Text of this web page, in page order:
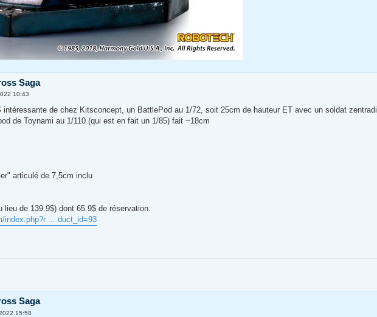
Saga
10:43
intéressante de chez Kitsconcept, un BattlePod au 1/72, soit 25cm de hauteur ET avec un soldat
de Toynami au 1/110 (qui est en fait un 1/85) fait ~18cm
articulé de 7,5cm inclu
lieu de 139.9$) dont 65.9$ de réservation.
index.php?r ... duct_id=93
Saga
15:58